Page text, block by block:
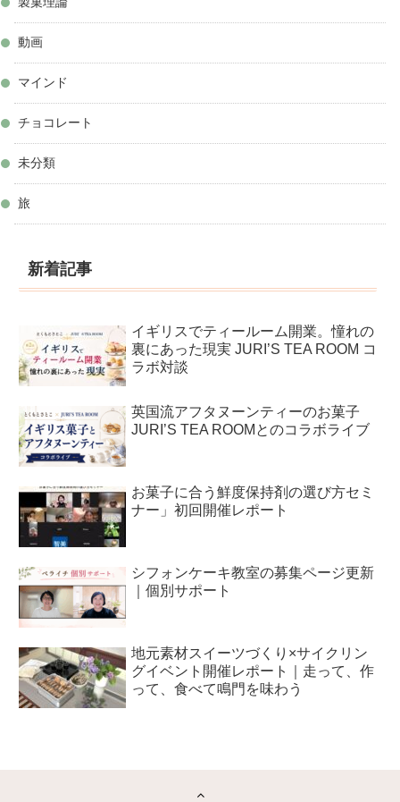
動画
マインド
チョコレート
未分類
旅
新着記事
イギリスでティールーム開業。憧れの
裏にあった現実 JURI’S TEA ROOM コ
ラボ対談
英国流アフタヌーンティーのお菓子
JURI’S TEA ROOMとのコラボライブ
お菓子に合う鮮度保持剤の選び方セミ
ナー」初回開催レポート
シフォンケーキ教室の募集ページ更新
｜個別サポート
地元素材スイーツづくり×サイクリン
グイベント開催レポート｜走って、作
って、食べて鳴門を味わう